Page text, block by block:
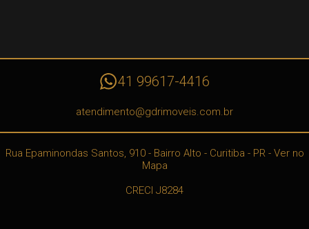
41 99617-4416
atendimento@gdrimoveis.com.br
Rua Epaminondas Santos, 910 - Bairro Alto - Curitiba - PR- Ver no
Mapa
CRECI J8284